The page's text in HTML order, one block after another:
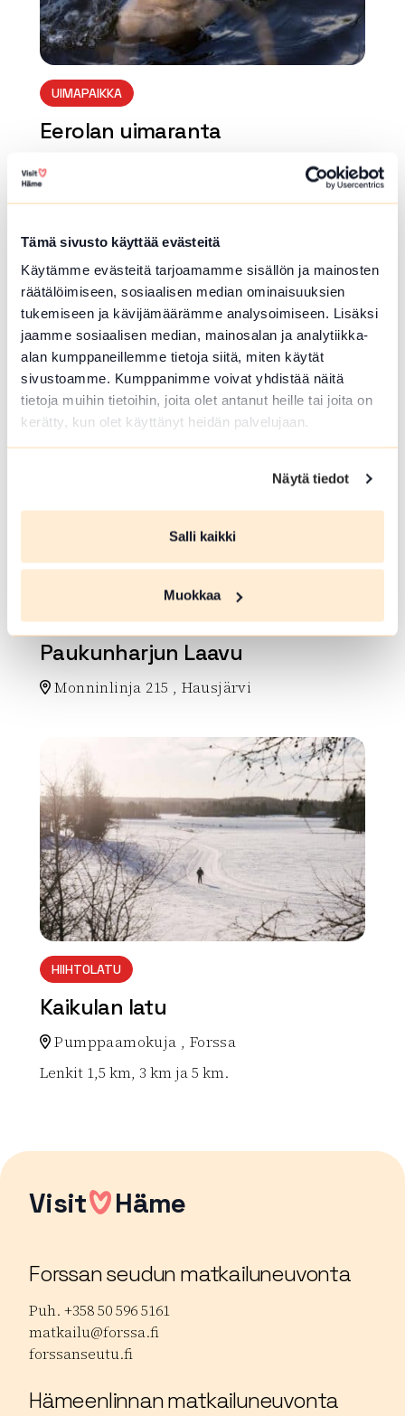
Tämä sivusto käyttää evästeitä
Käytämme evästeitä tarjoamamme sisällön ja mainosten
räätälöimiseen, sosiaalisen median ominaisuuksien
tukemiseen ja kävijämäärämme analysoimiseen. Lisäksi
jaamme sosiaalisen median, mainosalan ja analytiikka-
alan kumppaneillemme tietoja siitä, miten käytät
sivustoamme. Kumppanimme voivat yhdistää näitä
tietoja muihin tietoihin, joita olet antanut heille tai joita on
kerätty, kun olet käyttänyt heidän palvelujaan.
Näytä tiedot
Salli kaikki
Muokkaa
UIMAPAIKKA
Eerolan uimaranta
Lue lisää luontokohteesta Eerolan uimaranta
FRISBEEGOLFRATA
Paukunharjun Laavu
Monninlinja 215 , Hausjärvi
array(0) { }
HIIHTOLATU
Kaikulan latu
Pumppaamokuja , Forssa
Lenkit 1,5 km, 3 km ja 5 km.
Visit Häme
Forssan seudun matkailuneuvonta
Puh. +358 50 596 5161
matkailu@forssa.fi
forssanseutu.fi
Hämeenlinnan matkailuneuvonta